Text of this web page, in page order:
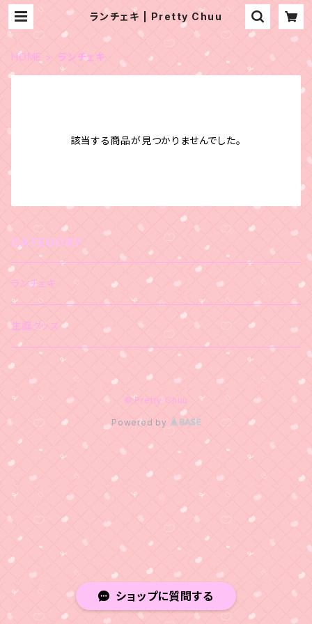
ランチェキ | Pretty Chuu
HOME ランチェキ
該当する商品が見つかりませんでした。
CATEGORY
ランチェキ
生誕グッズ
© Pretty Chuu
Powered by
ショップに質問する